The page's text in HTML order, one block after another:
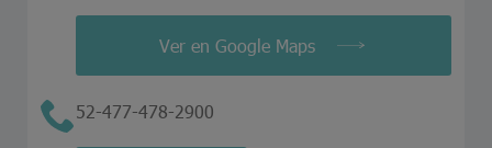
Ver en Google Maps
52-477-478-2900